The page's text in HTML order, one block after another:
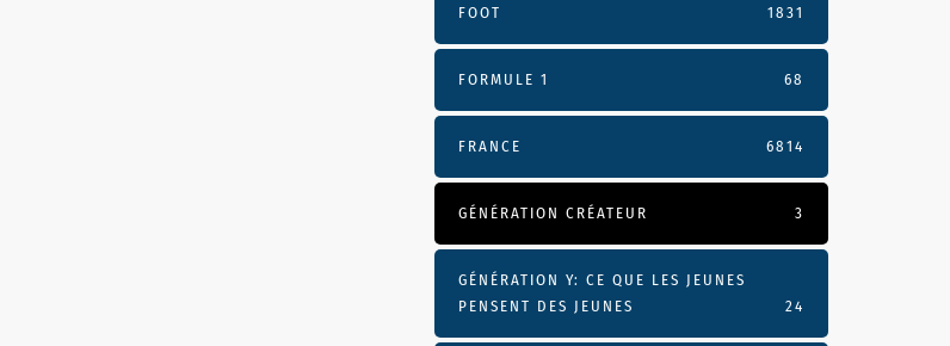
FOOT 1831
FORMULE 1 68
FRANCE 6814
GÉNÉRATION CRÉATEUR 3
GÉNÉRATION Y: CE QUE LES JEUNES
PENSENT DES JEUNES
24